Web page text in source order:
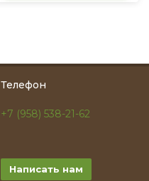
Телефон
+7 (958) 538-21-62
Написать нам